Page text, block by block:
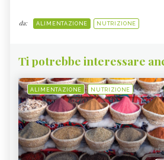
da: ALIMENTAZIONE NUTRIZIONE
Ti potrebbe interessare
ALIMENTAZIONE NUTRIZIONE